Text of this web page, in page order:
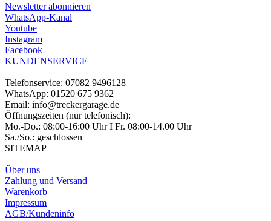
Newsletter abonnieren
WhatsApp-Kanal
Youtube
Instagram
Facebook
KUNDENSERVICE
Telefonservice: 07082 9496128
WhatsApp: 01520 675 9362
Email: info@treckergarage.de
Öffnungszeiten (nur telefonisch):
Mo.-Do.: 08:00-16:00 Uhr I Fr. 08:00-14.00 Uhr
Sa./So.: geschlossen
SITEMAP
Über uns
Zahlung und Versand
Warenkorb
Impressum
AGB/Kundeninfo